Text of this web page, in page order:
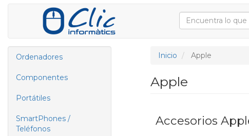
Ordenadores
Componentes
Portátiles
SmartPhones /
Teléfonos
Inicio Apple
Apple
Accesorios